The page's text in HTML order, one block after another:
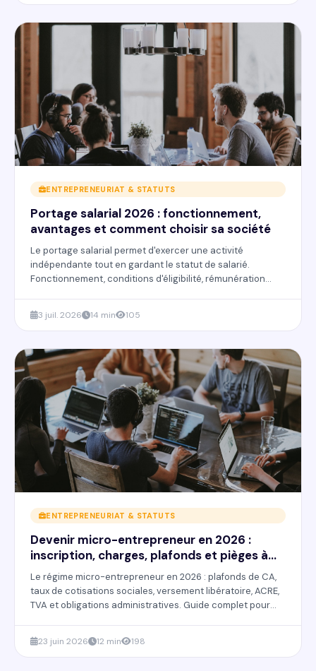
ENTREPRENEURIAT & STATUTS
Portage salarial 2026 : fonctionnement,
avantages et comment choisir sa société
Le portage salarial permet d'exercer une activité
indépendante tout en gardant le statut de salarié.
Fonctionnement, conditions d'éligibilité, rémunération
3 juil. 2026 14 min 105
ENTREPRENEURIAT & STATUTS
Devenir micro-entrepreneur en 2026 :
inscription, charges, plafonds et pièges à
éviter
Le régime micro-entrepreneur en 2026 : plafonds de CA,
taux de cotisations sociales, versement libératoire, ACRE,
TVA et obligations administratives. Guide complet pour
23 juin 2026 12 min 198